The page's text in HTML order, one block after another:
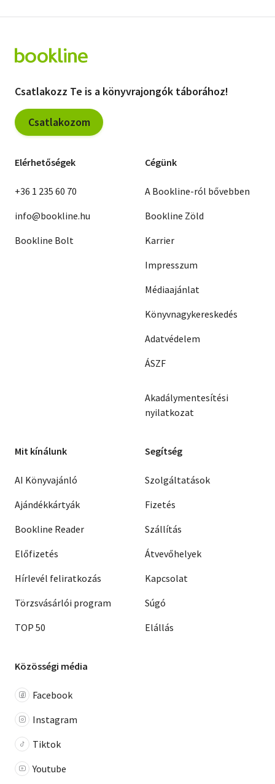
Csatlakozz Te is a könyvrajongók táborához!
Csatlakozom
Elérhetőségek
+36 1 235 60 70
info@bookline.hu
Bookline Bolt
Cégünk
A Bookline-ról bővebben
Bookline Zöld
Karrier
Impresszum
Médiaajánlat
Könyvnagykereskedés
Adatvédelem
ÁSZF
Akadálymentesítési
nyilatkozat
Mit kínálunk
AI Könyvajánló
Ajándékkártyák
Bookline Reader
Előfizetés
Hírlevél feliratkozás
Törzsvásárlói program
TOP 50
Segítség
Szolgáltatások
Fizetés
Szállítás
Átvevőhelyek
Kapcsolat
Súgó
Elállás
Közösségi média
Facebook
Instagram
Tiktok
Youtube